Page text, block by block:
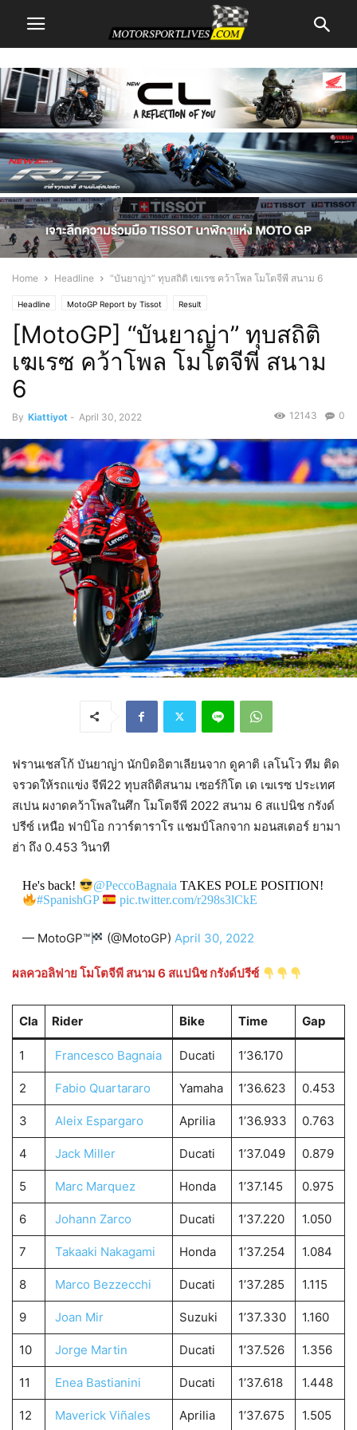
Home Headline “บันยาญ่า” ทุบสถิติ เฆเรซ คว้าโพล โมโตจีพี สนาม 6
Headline MotoGP Report by Tissot Result
[MotoGP] “บันยาญ่า” ทุบสถิติ
เฆเรซ คว้าโพล โมโตจีพี สนาม
6
By Kiattiyot - April 30, 2022 0
12143
ฟรานเชสโก้ บันยาญ่า นักบิดอิตาเลียนจาก ดูคาติ เลโนโว ทีม ติด
จรวดให้รถแข่ง จีพี22 ทุบสถิติสนาม เซอร์กิโต เด เฆเรซ ประเทศ
สเปน ผงาดคว้าโพลในศึก โมโตจีพี 2022 สนาม 6 สแปนิช กรังด์
ปรีซ์ เหนือ ฟาบิโอ กวาร์ตาราโร แชมป์โลกจาก มอนสเตอร์ ยามา
ฮ่า ถึง 0.453 วินาที
He's back! @PeccoBagnaia TAKES POLE POSITION!
#SpanishGP
pic.twitter.com/r298s3lCkE
— MotoGP™ (@MotoGP) April 30, 2022
ผลควอลิฟาย โมโตจีพี สนาม 6 สแปนิช กรังด์ปรีซ์
Cla Rider Bike Time Gap
1 Francesco Bagnaia Ducati 1’36.170
2 Fabio Quartararo Yamaha 1’36.623 0.453
3 Aleix Espargaro Aprilia 1’36.933 0.763
4 Jack Miller Ducati 1’37.049 0.879
5 Marc Marquez Honda 1’37.145 0.975
6 Johann Zarco Ducati 1’37.220 1.050
7 Takaaki Nakagami Honda 1’37.254 1.084
8 Marco Bezzecchi Ducati 1’37.285 1.115
9 Joan Mir Suzuki 1’37.330 1.160
10 Jorge Martin Ducati 1’37.526 1.356
11 Enea Bastianini Ducati 1’37.618 1.448
12 Maverick Viñales Aprilia 1’37.675 1.505